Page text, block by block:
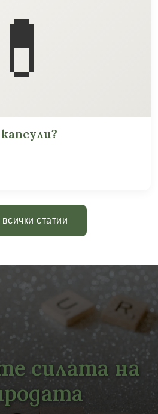
💊
статии
силата на